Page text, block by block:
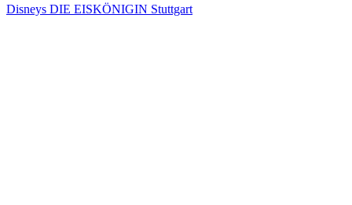
Disneys DIE EISKÖNIGIN Stuttgart